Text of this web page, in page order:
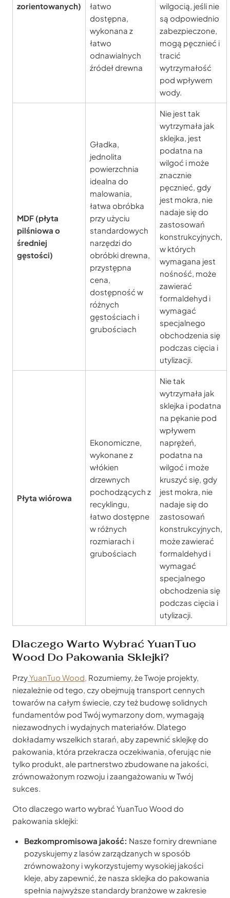
zorientowanych)
łatwo
dostępna,
wykonana z
łatwo
odnawialnych
źródeł drewna
wilgocią, jeśli nie
są odpowiednio
zabezpieczone,
mogą pęcznieć i
tracić
wytrzymałość
pod wpływem
wody.
MDF (płyta
pilśniowa o
średniej
gęstości)
Gładka,
jednolita
powierzchnia
idealna do
malowania,
łatwa obróbka
przy użyciu
standardowych
narzędzi do
obróbki drewna,
przystępna
cena,
dostępność w
różnych
gęstościach i
grubościach
Nie jest tak
wytrzymała jak
sklejka, jest
podatna na
wilgoć i może
znacznie
pęcznieć, gdy
jest mokra, nie
nadaje się do
zastosowań
konstrukcyjnych,
w których
wymagana jest
nośność, może
zawierać
formaldehyd i
wymagać
specjalnego
obchodzenia się
podczas cięcia i
utylizacji.
Płyta wiórowa
Ekonomiczne,
wykonane z
włókien
drzewnych
pochodzących z
recyklingu,
łatwo dostępne
w różnych
rozmiarach i
grubościach
Nie tak
wytrzymała jak
sklejka i podatna
na pękanie pod
wpływem
naprężeń,
podatna na
wilgoć i może
kruszyć się, gdy
jest mokra, nie
nadaje się do
zastosowań
konstrukcyjnych,
może zawierać
formaldehyd i
wymagać
specjalnego
obchodzenia się
podczas cięcia i
utylizacji.
Dlaczego Warto Wybrać YuanTuo
Wood Do Pakowania Sklejki?
PrzyYuanTuo Wood, Rozumiemy, że Twoje projekty,
niezależnie od tego, czy obejmują transport cennych
towarów na całym świecie, czy też budowę solidnych
fundamentów pod Twój wymarzony dom, wymagają
niezawodnych i wydajnych materiałów. Dlatego
dokładamy wszelkich starań, aby zapewnić sklejkę do
pakowania, która przekracza oczekiwania, oferując nie
tylko produkt, ale partnerstwo zbudowane na jakości,
zrównoważonym rozwoju i zaangażowaniu w Twój
sukces.
Oto dlaczego warto wybrać YuanTuo Wood do
pakowania sklejki:
Bezkompromisowa jakość: Nasze forniry drewniane
pozyskujemy z lasów zarządzanych w sposób
zrównoważony i wykorzystujemy wysokiej jakości
kleje, aby zapewnić, że nasza sklejka do pakowania
spełnia najwyższe standardy branżowe w zakresie